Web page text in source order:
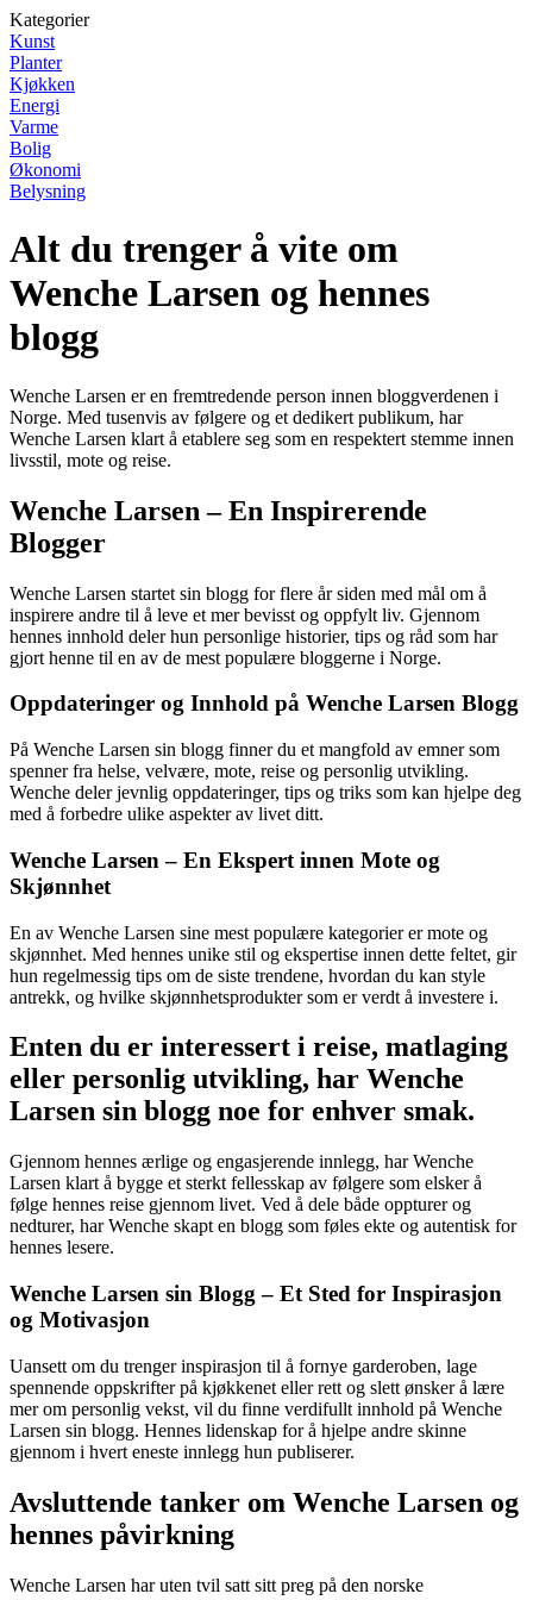
Kategorier
Kunst
Planter
Kjøkken
Energi
Varme
Bolig
Økonomi
Belysning
Alt du trenger å vite om
Wenche Larsen og hennes
blogg
Wenche Larsen er en fremtredende person innen bloggverdenen i
Norge. Med tusenvis av følgere og et dedikert publikum, har
Wenche Larsen klart å etablere seg som en respektert stemme innen
livsstil, mote og reise.
Wenche Larsen – En Inspirerende
Blogger
Wenche Larsen startet sin blogg for flere år siden med mål om å
inspirere andre til å leve et mer bevisst og oppfylt liv. Gjennom
hennes innhold deler hun personlige historier, tips og råd som har
gjort henne til en av de mest populære bloggerne i Norge.
Oppdateringer og Innhold på Wenche Larsen Blogg
På Wenche Larsen sin blogg finner du et mangfold av emner som
spenner fra helse, velvære, mote, reise og personlig utvikling.
Wenche deler jevnlig oppdateringer, tips og triks som kan hjelpe deg
med å forbedre ulike aspekter av livet ditt.
Wenche Larsen – En Ekspert innen Mote og
Skjønnhet
En av Wenche Larsen sine mest populære kategorier er mote og
skjønnhet. Med hennes unike stil og ekspertise innen dette feltet, gir
hun regelmessig tips om de siste trendene, hvordan du kan style
antrekk, og hvilke skjønnhetsprodukter som er verdt å investere i.
Enten du er interessert i reise, matlaging
eller personlig utvikling, har Wenche
Larsen sin blogg noe for enhver smak.
Gjennom hennes ærlige og engasjerende innlegg, har Wenche
Larsen klart å bygge et sterkt fellesskap av følgere som elsker å
følge hennes reise gjennom livet. Ved å dele både oppturer og
nedturer, har Wenche skapt en blogg som føles ekte og autentisk for
hennes lesere.
Wenche Larsen sin Blogg – Et Sted for Inspirasjon
og Motivasjon
Uansett om du trenger inspirasjon til å fornye garderoben, lage
spennende oppskrifter på kjøkkenet eller rett og slett ønsker å lære
mer om personlig vekst, vil du finne verdifullt innhold på Wenche
Larsen sin blogg. Hennes lidenskap for å hjelpe andre skinne
gjennom i hvert eneste innlegg hun publiserer.
Avsluttende tanker om Wenche Larsen og
hennes påvirkning
Wenche Larsen har uten tvil satt sitt preg på den norske